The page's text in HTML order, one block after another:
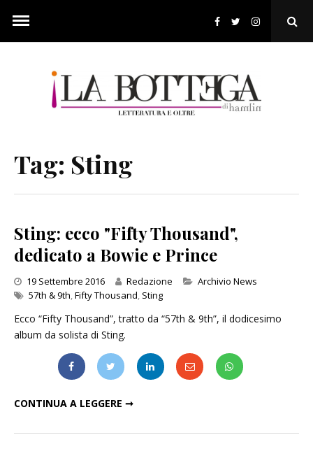
content
Tag: Sting
Sting: ecco "Fifty Thousand",
dedicato a Bowie e Prince
19 Settembre 2016 Redazione Categories
Archivio News
57th & 9th,Fifty Thousand, Sting
Ecco “Fifty Thousand”, tratto da “57th & 9th”, il dodicesimo
album da solista di Sting.
CONTINUA A LEGGERE ➞